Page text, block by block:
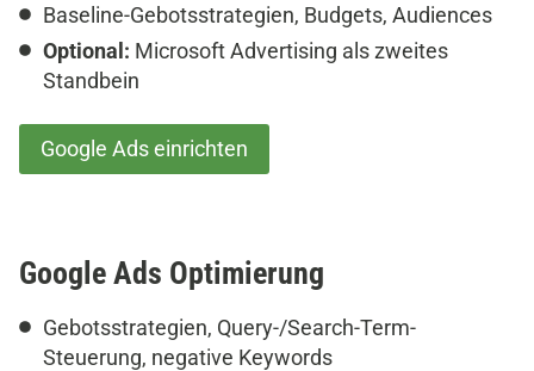
Baseline-Gebotsstrategien, Budgets, Audiences
Optional: Microsoft Advertising als zweites
Standbein
Google Ads einrichten
Google Ads Optimierung
Gebotsstrategien, Query-/Search-Term-
Steuerung, negative Keywords